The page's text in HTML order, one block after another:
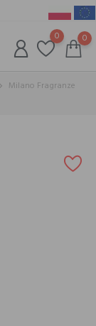
0 0
Milano Fragranze